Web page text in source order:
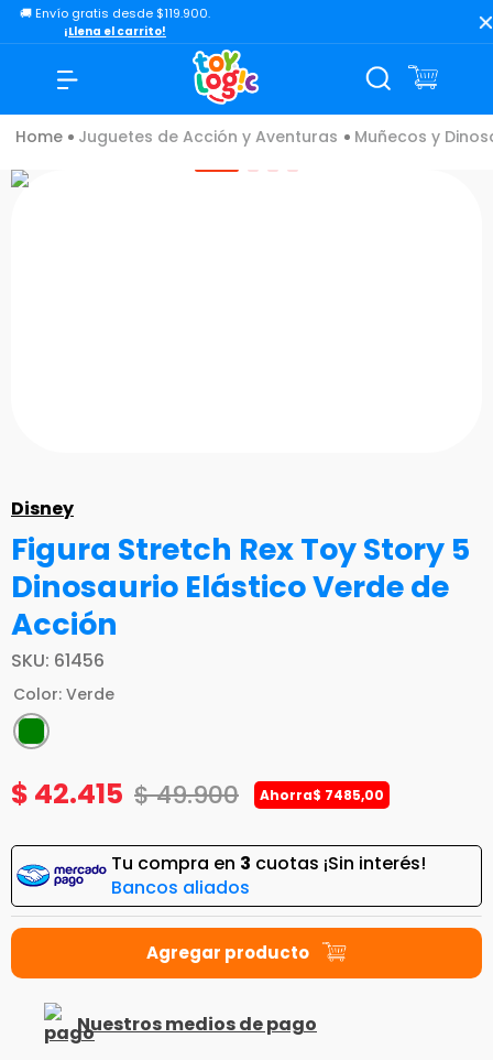
🚚 Envío gratis desde $119.900.
¡Llena el carrito!
Juguetes de Acción y Aventuras Muñecos y
Disney
Figura Stretch Rex Toy Story 5
Dinosaurio Elástico Verde de
Acción
SKU: 61456
Color: Verde
$ 42.415 $49.900 Ahorra$ 7485,00
Tu compra en 3 cuotas ¡Sin interés!
Bancos aliados
Nuestros medios de pago
TÉRMINOS MÁS BUSCADOS
3.
carro
4